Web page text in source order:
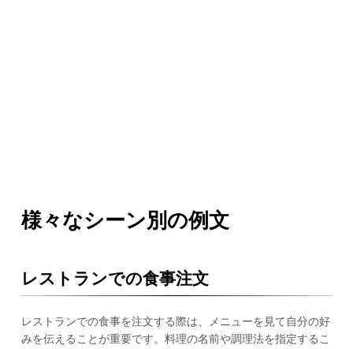
様々なシーン別の例文
レストランでの食事注文
レストランでの食事を注文する際は、メニューを見て自分の好
みを伝えることが重要です。料理の名前や調理法を指定するこ